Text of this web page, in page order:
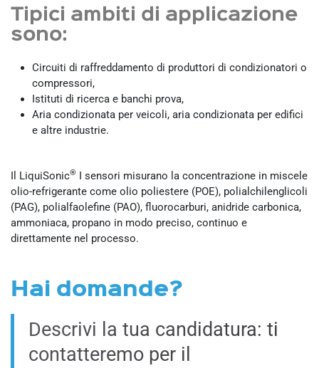
Tipici ambiti di applicazione
sono:
Circuiti di raffreddamento di produttori di condizionatori o
compressori,
Istituti di ricerca e banchi prova,
Aria condizionata per veicoli, aria condizionata per edifici
e altre industrie.
Il LiquiSonic® I sensori misurano la concentrazione in miscele
olio-refrigerante come olio poliestere (POE), polialchilenglicoli
(PAG), polialfaolefine (PAO), fluorocarburi, anidride carbonica,
ammoniaca, propano in modo preciso, continuo e
direttamente nel processo.
Hai domande?
Descrivi la tua candidatura: ti
contatteremo per il